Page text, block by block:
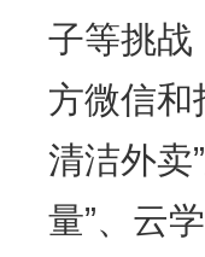
子等挑战
方微信和
清洁外卖
量”、云